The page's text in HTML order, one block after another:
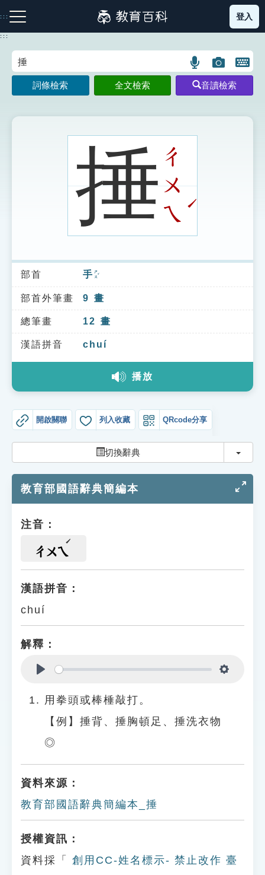
到
主
:::
注音索引圖示 筆畫索引圖示 部首索引表圖示
索引選單
知識索引
單字索引
生命大百科索引
教學應用
貓頭鷹博士
登入
:::
語
言
搜
示
圖
片
搜
開
鍵
圖
詞條檢索 全文檢索 音讀檢索
捶ㄔ
ㄨ
ㄟ
ˊ
部首 手 ㄕㄡˇ
部首外筆畫 9 畫
總筆畫 12 畫
漢語拼音 chuí
播放
開啟關聯 列入收藏 QRcode分享
切換辭典 切換
教育部國語辭典簡編本
注音：
ㄔㄨㄟ
漢語拼音：
chuí
解釋：
用拳頭或棒棰敲打。
【例】捶背、捶胸頓足、捶洗衣物
◎
資料來源：
教育部國語辭典簡編本_捶
授權資訊：
資料採「
創用CC-姓名標示- 禁止改作 臺